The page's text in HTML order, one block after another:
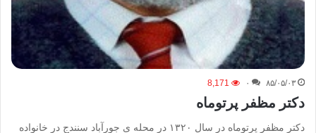
۸۵/۰۵/۰۳ ۰ 8,171
دکتر مظفر پرتوماه
دکتر مظفر پرتوماه در سال ۱۳۲۰ در محله ی جورآباد سنندج در خانواده